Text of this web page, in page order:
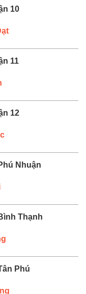
10
11
12
Nhuận
Thạnh
Phú